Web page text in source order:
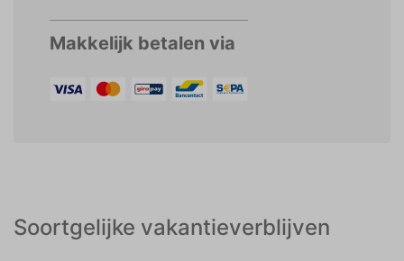
Makkelijk betalen via
Soortgelijke vakantieverblijven